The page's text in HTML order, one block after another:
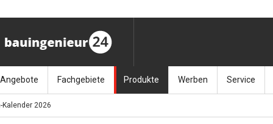
(11.9.26)
Angebote
Stellenmarkt
Fachgebiete Produkte Werben Service
Kalender 2026